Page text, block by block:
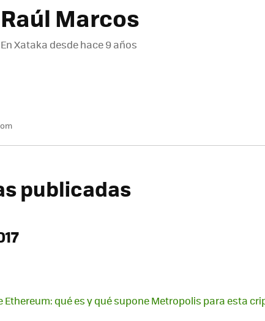
Raúl Marcos
En Xataka desdehace 9 años
publicadas
Ethereum: qué es y qué supone Metropolis para esta